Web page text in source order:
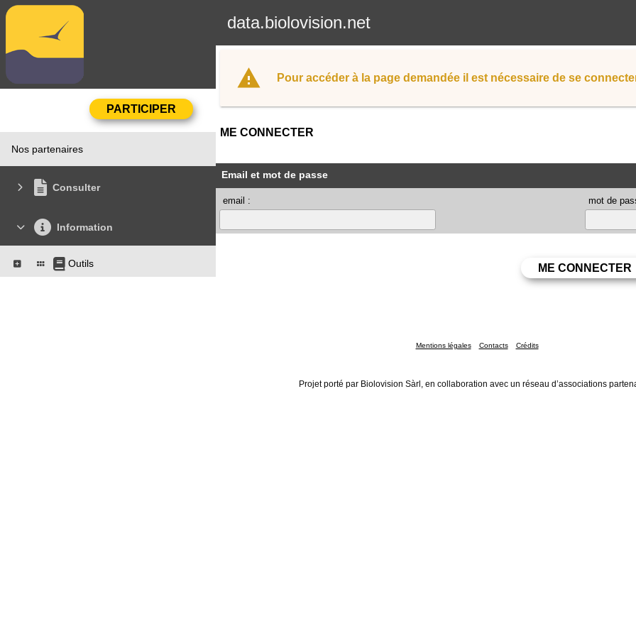
data.biolovision.net
Nos partenaires
Consulter
Information
Outils
Pour accéder à la page demandée il est nécessaire de se
ME CONNECTER
Email et mot de passe
email : mot de
Mentions légales Contacts Crédits
Projet porté par Biolovision Sàrl, en collaboration avec un réseau d’associations